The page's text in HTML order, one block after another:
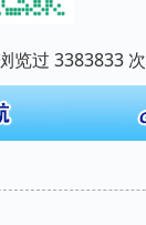
览过 3383833 次